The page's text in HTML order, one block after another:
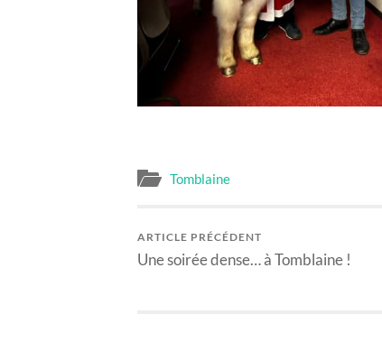
Tomblaine
ARTICLE PRÉCÉDENT
Une soirée dense… à Tomblaine !